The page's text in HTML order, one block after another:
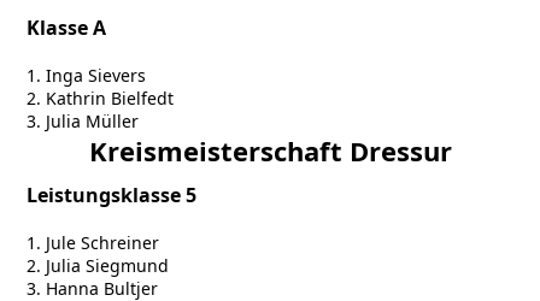
Klasse A
1. Inga Sievers
2. Kathrin Bielfedt
3. Julia Müller
Kreismeisterschaft Dressur
Leistungsklasse 5
1. Jule Schreiner
2. Julia Siegmund
3. Hanna Bultjer